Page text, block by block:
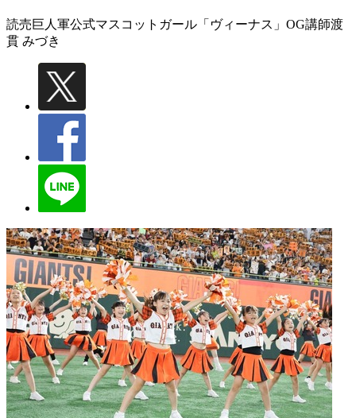
読売巨人軍公式マスコットガール「ヴィーナス」OG講師渡
貫 みづき